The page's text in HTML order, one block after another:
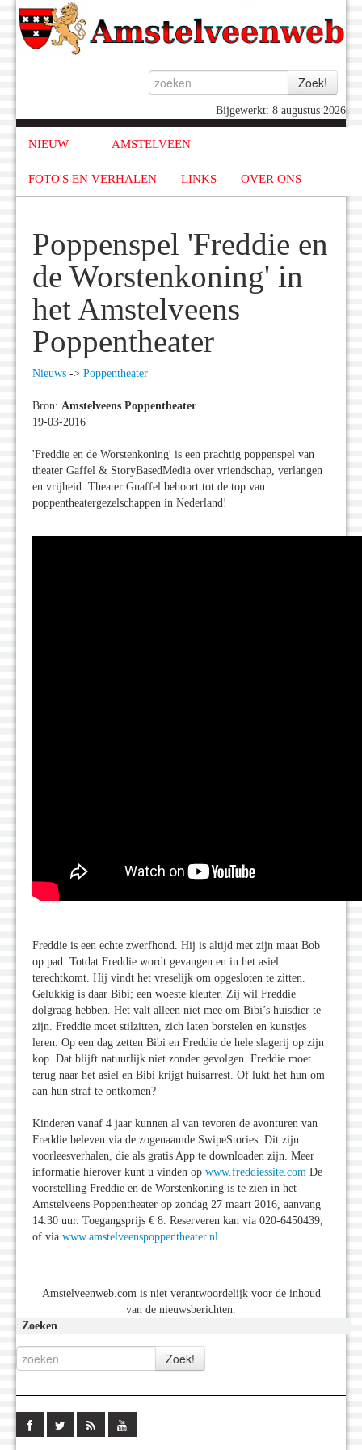
Bijgewerkt: 8 augustus 2026
NIEUW AMSTELVEEN
FOTO'S EN VERHALEN LINKS OVER ONS
Poppenspel 'Freddie en
de Worstenkoning' in
het Amstelveens
Poppentheater
Nieuws -> Poppentheater
Bron: Amstelveens Poppentheater
19-03-2016
'Freddie en de Worstenkoning' is een prachtig poppenspel van
theater Gaffel & StoryBasedMedia over vriendschap, verlangen
en vrijheid. Theater Gnaffel behoort tot de top van
poppentheatergezelschappen in Nederland!
Freddie is een echte zwerfhond. Hij is altijd met zijn maat Bob
op pad. Totdat Freddie wordt gevangen en in het asiel
terechtkomt. Hij vindt het vreselijk om opgesloten te zitten.
Gelukkig is daar Bibi; een woeste kleuter. Zij wil Freddie
dolgraag hebben. Het valt alleen niet mee om Bibi’s huisdier te
zijn. Freddie moet stilzitten, zich laten borstelen en kunstjes
leren. Op een dag zetten Bibi en Freddie de hele slagerij op zijn
kop. Dat blijft natuurlijk niet zonder gevolgen. Freddie moet
terug naar het asiel en Bibi krijgt huisarrest. Of lukt het hun om
aan hun straf te ontkomen?
Kinderen vanaf 4 jaar kunnen al van tevoren de avonturen van
Freddie beleven via de zogenaamde SwipeStories. Dit zijn
voorleesverhalen, die als gratis App te downloaden zijn. Meer
informatie hierover kunt u vinden op www.freddiessite.com De
voorstelling Freddie en de Worstenkoning is te zien in het
Amstelveens Poppentheater op zondag 27 maart 2016, aanvang
14.30 uur. Toegangsprijs € 8. Reserveren kan via 020-6450439,
of via www.amstelveenspoppentheater.nl
Amstelveenweb.com is niet verantwoordelijk voor de inhoud
van de nieuwsberichten.
Zoeken